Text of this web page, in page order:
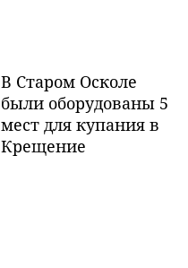
В Старом Осколе
были оборудованы 5
мест для купания в
Крещение